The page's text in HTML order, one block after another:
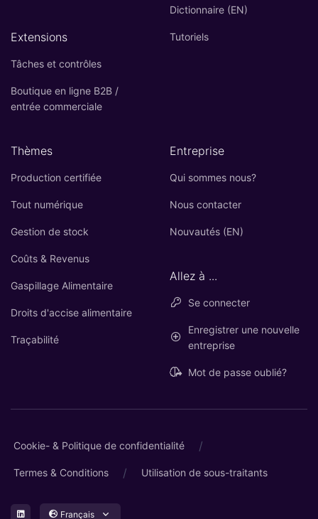
Extensions
Tâches et contrôles
Boutique en ligne B2B /
entrée commerciale
Dictionnaire (EN)
Tutoriels
Thèmes
Production certifiée
Tout numérique
Gestion de stock
Coûts & Revenus
Gaspillage Alimentaire
Droits d'accise alimentaire
Traçabilité
Entreprise
Qui sommes nous?
Nous contacter
Nouvautés (EN)
Allez à ...
Se connecter
Enregistrer une nouvelle
entreprise
Mot de passe oublié?
Cookie- & Politique de confidentialité /
Termes & Conditions / Utilisation de sous-traitants
Français